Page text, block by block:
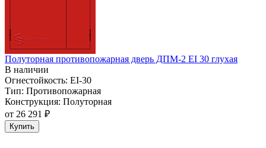
Полуторная противопожарная дверь ДПМ-2 EI 30 глухая
В наличии
Огнестойкость: EI-30
Тип: Противопожарная
Конструкция: Полуторная
от 26 291 ₽
Купить